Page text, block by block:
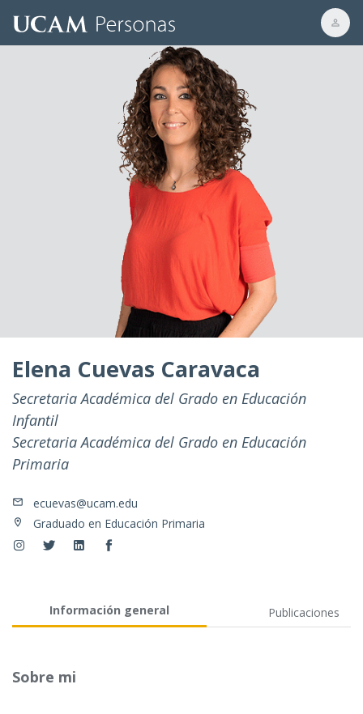
Elena Cuevas Caravaca
Secretaria Académica del Grado en Educación
Infantil
Secretaria Académica del Grado en Educación
Primaria
ecuevas@ucam.edu
Graduado en Educación Primaria
Información general Publicaciones
Sobre mi